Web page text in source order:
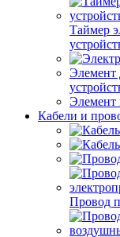
Таймер
Элемент
Элемент
Кабели и
Провод